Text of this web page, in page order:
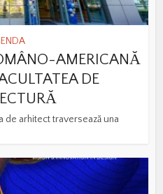
AMERICANĂ
DE
de arhitect traversează una